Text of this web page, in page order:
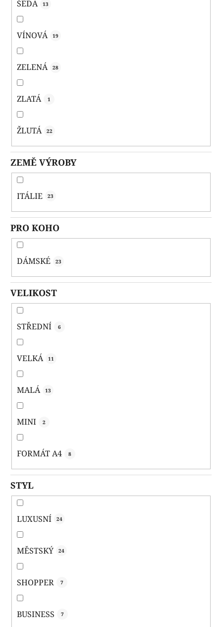
ŠEDÁ 13
VÍNOVÁ 19
ZELENÁ 28
ZLATÁ 1
ŽLUTÁ 22
ZEMĚ VÝROBY
ITÁLIE 23
PRO KOHO
DÁMSKÉ 23
VELIKOST
STŘEDNÍ 6
VELKÁ 11
MALÁ 13
MINI 2
FORMÁT A4 8
STYL
LUXUSNÍ 24
MĚSTSKÝ 24
SHOPPER 7
BUSINESS 7